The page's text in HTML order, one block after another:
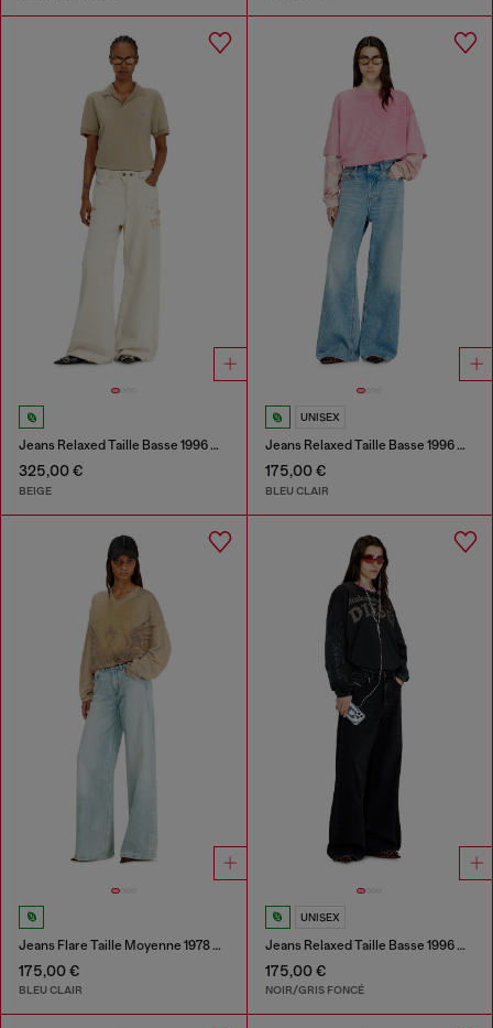
Jeans Relaxed Taille Basse 1996 D-Sire
325,00 €
BEIGE
UNISEX
Jeans Relaxed Taille Basse 1996 D-Sire
175,00 €
BLEU CLAIR
Jeans Flare Taille Moyenne 1978 D-Akemi
175,00 €
BLEU CLAIR
UNISEX
Jeans Relaxed Taille Basse 1996 D-Sire
175,00 €
NOIR/GRIS FONCÉ